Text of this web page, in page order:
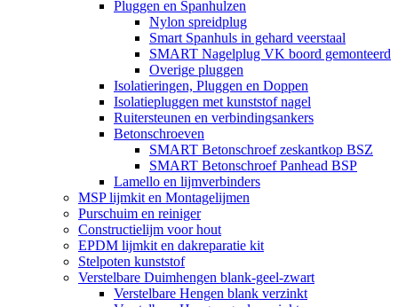
Pluggen en Spanhulzen
Nylon spreidplug
Smart Spanhuls in gehard veerstaal
SMART Nagelplug VK boord gemonteerd
Overige pluggen
Isolatieringen, Pluggen en Doppen
Isolatiepluggen met kunststof nagel
Ruitersteunen en verbindingsankers
Betonschroeven
SMART Betonschroef zeskantkop BSZ
SMART Betonschroef Panhead BSP
Lamello en lijmverbinders
MSP lijmkit en Montagelijmen
Purschuim en reiniger
Constructielijm voor hout
EPDM lijmkit en dakreparatie kit
Stelpoten kunststof
Verstelbare Duimhengen blank-geel-zwart
Verstelbare Hengen blank verzinkt